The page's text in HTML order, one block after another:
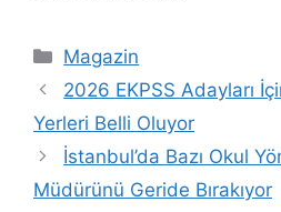
Kategoriler
Magazin
2026 EKPSS Adayları
Yerleri Belli Oluyor
İstanbul’da Bazı Okul
Müdürünü Geride Bırakıyor